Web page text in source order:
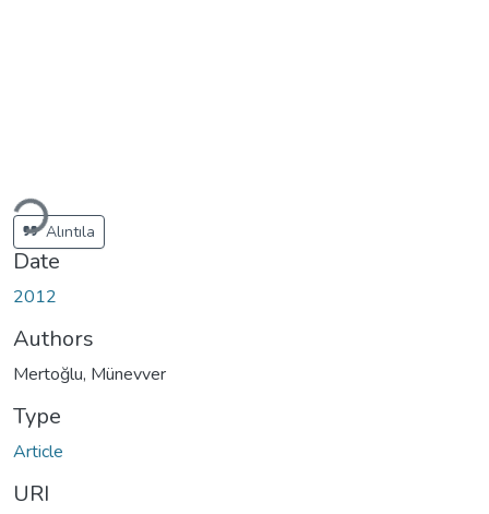
Alıntıla
Date
2012
Authors
Mertoğlu, Münevver
Type
Article
URI